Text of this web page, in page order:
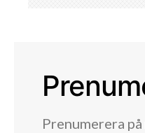
Prenumerera